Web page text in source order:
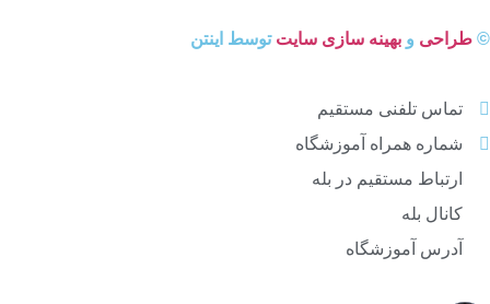
© طراحی و بهینه سازی سایت توسط اینتن
تماس تلفنی مستقیم
شماره همراه آموزشگاه
ارتباط مستقیم در بله
کانال بله
آدرس آموزشگاه